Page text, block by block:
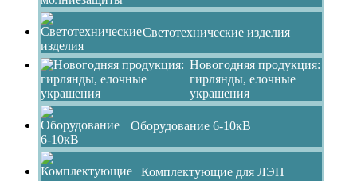
Светотехнические изделия
Новогодняя продукция:
гирлянды, елочные
украшения
Оборудование 6-10кВ
Комплектующие для ЛЭП